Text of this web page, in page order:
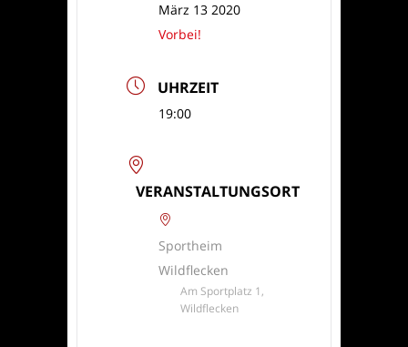
März 13 2020
Vorbei!
UHRZEIT
19:00
VERANSTALTUNGSORT
Sportheim
Wildflecken
Am Sportplatz 1,
Wildflecken